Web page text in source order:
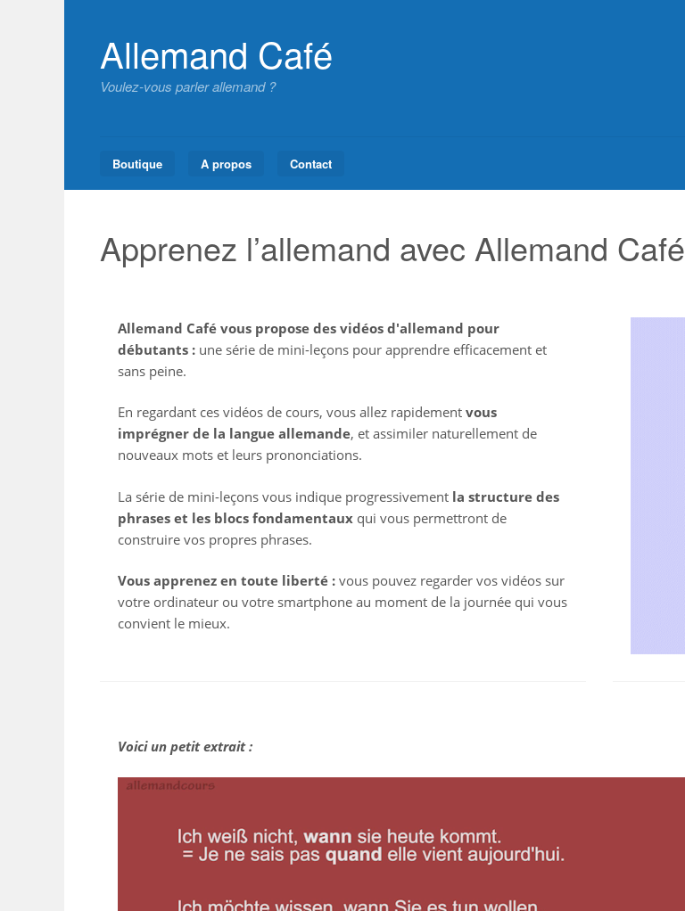
contentAllemand Café
Voulez-vous parler allemand ?
Boutique A propos Contact
Apprenez l’allemand avec Allemand Café
Allemand Café vous propose des vidéos d'allemand pour
débutants : une série de mini-leçons pour apprendre efficacement et
sans peine.
En regardant ces vidéos de cours, vous allez rapidement vous
imprégner de la langue allemande, et assimiler naturellement de
nouveaux mots et leurs prononciations.
La série de mini-leçons vous indique progressivement la structure des
phrases et les blocs fondamentaux qui vous permettront de
construire vos propres phrases.
Vous apprenez en toute liberté : vous pouvez regarder vos vidéos sur
votre ordinateur ou votre smartphone au moment de la journée qui vous
convient le mieux.
Voici un petit extrait :